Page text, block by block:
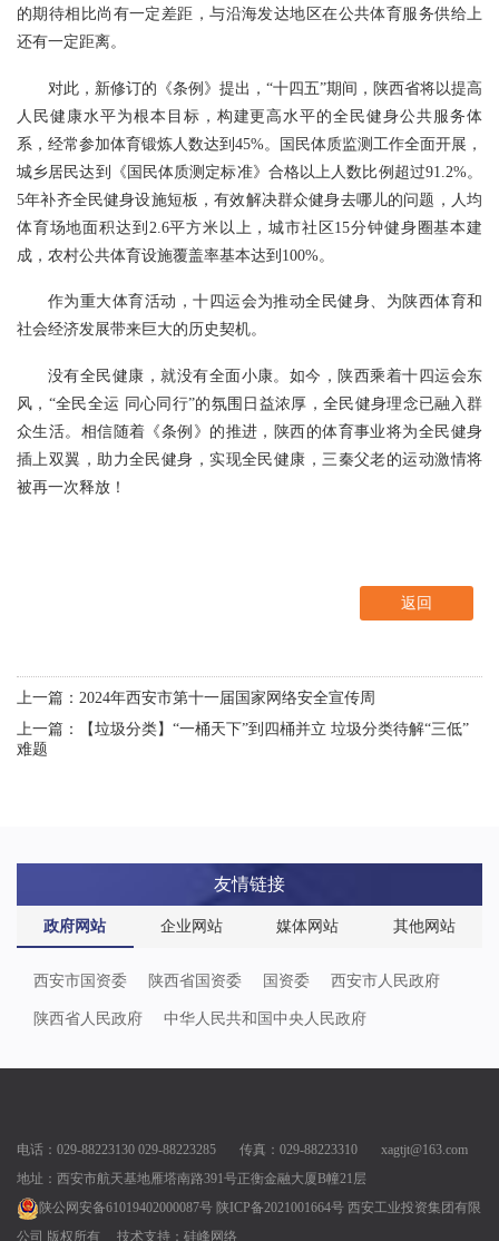
的期待相比尚有一定差距，与沿海发达地区在公共体育服务供给上
还有一定距离。
对此，新修订的《条例》提出，“十四五”期间，陕西省将以提高
人民健康水平为根本目标，构建更高水平的全民健身公共服务体
系，经常参加体育锻炼人数达到45%。国民体质监测工作全面开展，
城乡居民达到《国民体质测定标准》合格以上人数比例超过91.2%。
5年补齐全民健身设施短板，有效解决群众健身去哪儿的问题，人均
体育场地面积达到2.6平方米以上，城市社区15分钟健身圈基本建
成，农村公共体育设施覆盖率基本达到100%。
作为重大体育活动，十四运会为推动全民健身、为陕西体育和
社会经济发展带来巨大的历史契机。
没有全民健康，就没有全面小康。如今，陕西乘着十四运会东
风，“全民全运 同心同行”的氛围日益浓厚，全民健身理念已融入群
众生活。相信随着《条例》的推进，陕西的体育事业将为全民健身
插上双翼，助力全民健身，实现全民健康，三秦父老的运动激情将
被再一次释放！
返回
上一篇：2024年西安市第十一届国家网络安全宣传周
上一篇：【垃圾分类】“一桶天下”到四桶并立 垃圾分类待解“三低”
难题
友情链接
政府网站 企业网站 媒体网站 其他网站
西安市国资委 陕西省国资委 国资委 西安市人民政府
陕西省人民政府 中华人民共和国中央人民政府
电话：029-88223130 029-88223285 传真：029-88223310 xagtjt@163.com
地址：西安市航天基地雁塔南路391号正衡金融大厦B幢21层
陕公网安备61019402000087号 陕ICP备2021001664号 西安工业投资集团有限
公司 版权所有
技术支持： 硅峰网络